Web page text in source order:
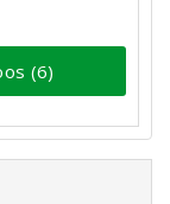
(6)